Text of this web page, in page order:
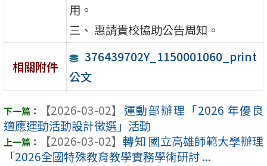
用。
三、 惠請貴校協助公告周知。
相關附件
376439702Y_1150001060_print
公文
【2026-03-02】 運動部辦理「2026 年優良
適應運動活動設計徵選」活動
【2026-03-02】 轉知 國立高雄師範大學辦理
「2026全國特殊教育教學實務學術研討 ...